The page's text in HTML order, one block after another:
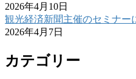
2026年4月10日
観光経済新聞主催のセミナー
2026年4月7日
カテゴリー